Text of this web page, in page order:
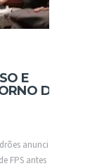
E
DO
anunciou um
antes de